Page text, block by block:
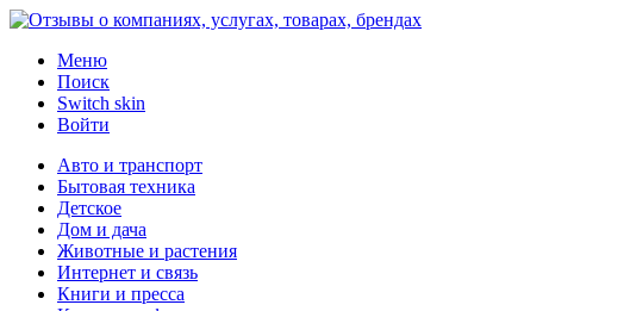
Меню
Поиск
Switch skin
Войти
Авто и транспорт
Бытовая техника
Детское
Дом и дача
Животные и растения
Интернет и связь
Книги и пресса